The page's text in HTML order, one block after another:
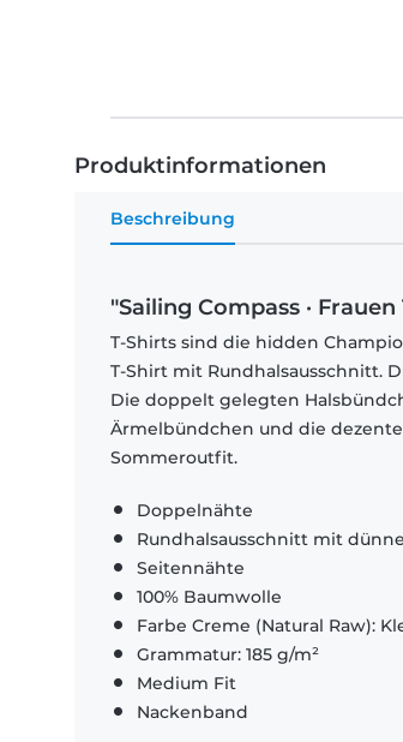
Produktinformationen
Beschreibung
"Sailing Compass ·
T-Shirts sind die hidden
T-Shirt mit Rundhalsausschnitt.
Die doppelt gelegten
Ärmelbündchen und die
Sommeroutfit.
Doppelnähte
Rundhalsausschnitt mit
Seitennähte
100% Baumwolle
Farbe Creme (Natural Raw):
Grammatur: 185 g/m²
Medium Fit
Nackenband